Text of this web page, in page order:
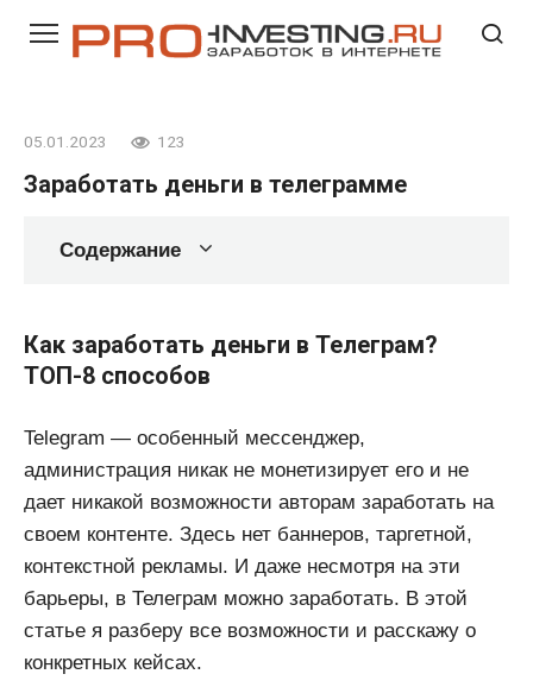
05.01.2023 123
Заработать деньги в телеграмме
Содержание
Как заработать деньги в Телеграм?
ТОП-8 способов
Telegram — особенный мессенджер,
администрация никак не монетизирует его и не
дает никакой возможности авторам заработать на
своем контенте. Здесь нет баннеров, таргетной,
контекстной рекламы. И даже несмотря на эти
барьеры, в Телеграм можно заработать. В этой
статье я разберу все возможности и расскажу о
конкретных кейсах.